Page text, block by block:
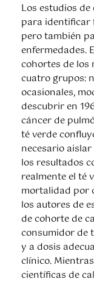
Los estudios
para identificar
pero también
enfermedades.
cohortes de los
cuatro grupos:
ocasionales,
descubrir en
cáncer de
té verde
necesario
los resultados
realmente el té
mortalidad por
los autores de
de cohorte de
consumidor de
y a dosis
clínico.
científicas de